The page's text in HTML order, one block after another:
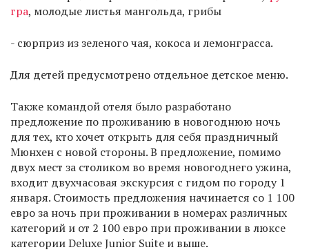
гра, молодые листья мангольда, грибы
- сюрприз из зеленого чая, кокоса и лемонграсса.
Для детей предусмотрено отдельное детское меню.
Также командой отеля было разработано
предложение по проживанию в новогоднюю ночь
для тех, кто хочет открыть для себя праздничный
Мюнхен с новой стороны. В предложение, помимо
двух мест за столиком во время новогоднего ужина,
входит двухчасовая экскурсия с гидом по городу 1
января. Стоимость предложения начинается со 1 100
евро за ночь при проживании в номерах различных
категорий и от 2 100 евро при проживании в люксе
категории Deluxe Junior Suite и выше.